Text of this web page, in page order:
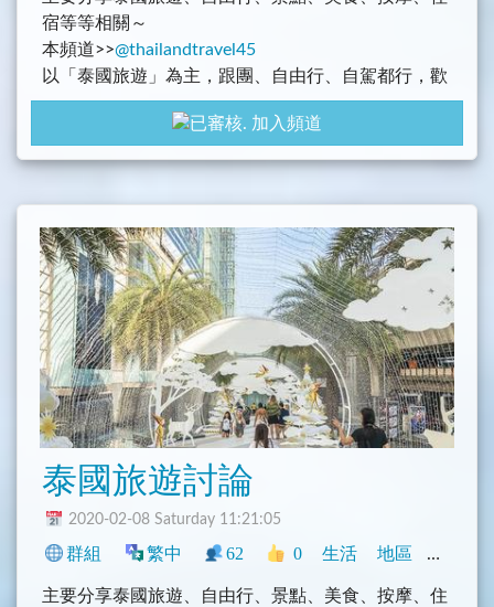
宿等等相關～
本頻道>>@thailandtravel45
以「泰國旅遊」為主，跟團、自由行、自駕都行，歡
迎發表泰國旅遊相關討論～
1. 討論泰國旅遊相關問題、行程討論及泰國旅遊趣
2. 泰國遊記、食記或住宿分享
3. 泰國機票或者旅遊相關優惠資訊分享
4. 泰國各種必吃美食、必買伴手禮等
5. 換匯心得、優惠
6. 記得加上類別，例如 #美食 #旅遊 等，方便後面使
用者查詢
本群禁止討論無關話題
加入頻道
泰國旅遊討論
2020-02-08 Saturday 11:21:05
群組 繁中 62 0 生活 地區 旅遊
主要分享泰國旅遊、自由行、景點、美食、按摩、住